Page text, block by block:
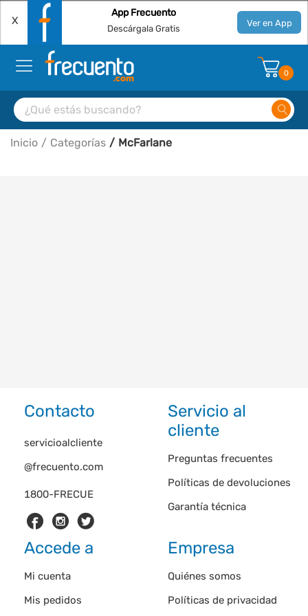
X
App Frecuento
Descárgala Gratis Ver en App
0
Inicio Categorías McFarlane
Contacto
1800-FRECUE
servicioalcliente
@frecuento.com
Servicio al
cliente
Preguntas frecuentes
Políticas de devoluciones
Garantía técnica
Accede a
Mi cuenta
Mis pedidos
Empresa
Quiénes somos
Políticas de privacidad